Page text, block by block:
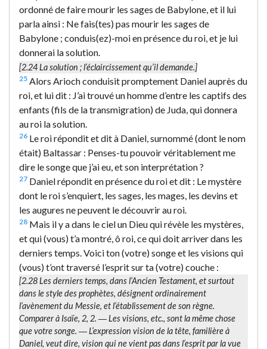
ordonné de faire mourir les sages de Babylone, et il lui
parla ainsi : Ne fais(tes) pas mourir les sages de
Babylone ; conduis(ez)-moi en présence du roi, et je lui
donnerai la solution.
[2.24La solution ; l’éclaircissement qu’il demande.]
25 Alors Arioch conduisit promptement Daniel auprès du
roi, et lui dit : J’ai trouvé un homme d’entre les captifs des
enfants (fils de la transmigration) de Juda, qui donnera
au roi la solution.
26 Le roi répondit et dit à Daniel, surnommé (dont le nom
était) Baltassar : Penses-tu pouvoir véritablement me
dire le songe que j’ai eu, et son interprétation ?
27 Daniel répondit en présence du roi et dit : Le mystère
dont le roi s’enquiert, les sages, les mages, les devins et
les augures ne peuvent le découvrir au roi.
28 Mais il y a dans le ciel un Dieu qui révèle les mystères,
et qui (vous) t’a montré, ô roi, ce qui doit arriver dans les
derniers temps. Voici ton (votre) songe et les visions qui
(vous) t’ont traversé l’esprit sur ta (votre) couche :
[2.28Les derniers temps, dans l’Ancien Testament, et surtout
dans le style des prophètes, désignent ordinairement
l’avènement du Messie, et l’établissement de son règne.
Comparer à Isaïe, 2, 2. ―Les visions, etc., sont la même chose
quevotre songe. ― L’expression vision de la tête, familière à
Daniel, veut dire, vision qui ne vient pas dans l’esprit par la vue